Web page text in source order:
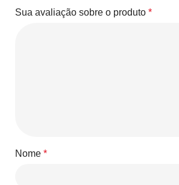
Sua avaliação sobre o produto *
Nome *